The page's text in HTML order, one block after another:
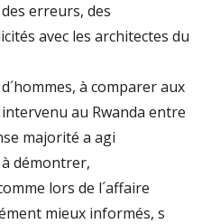
erreurs, des
avec les architectes du
à comparer aux
au Rwanda entre
majorité a agi
démontrer,
lors de l´affaire
mieux informés, s